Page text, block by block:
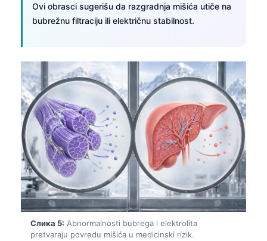
Ovi obrasci sugerišu da razgradnja mišića utiče na
bubrežnu filtraciju ili električnu stabilnost.
Слика 5: Abnormalnosti bubrega i elektrolita
pretvaraju povredu mišića u medicinski rizik.